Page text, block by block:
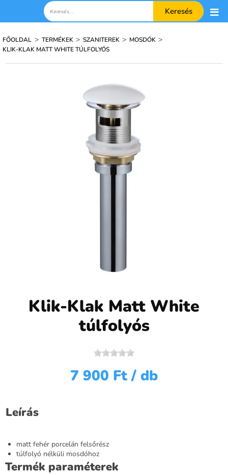
Keresés
FŐOLDAL > TERMÉKEK > SZANITEREK > MOSDÓK >
KLIK-KLAK MATT WHITE TÚLFOLYÓS
Klik-Klak Matt White
túlfolyós
7 900 Ft / db
Leírás
matt fehér porcelán felsőrész
túlfolyó nélküli mosdóhoz
Termék paraméterek